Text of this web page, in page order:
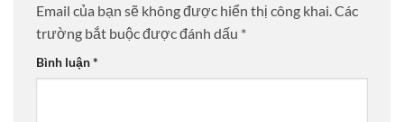
Email của bạn sẽ không được hiển thị công khai.Các
trường bắt buộc được đánh dấu *
Bình luận*